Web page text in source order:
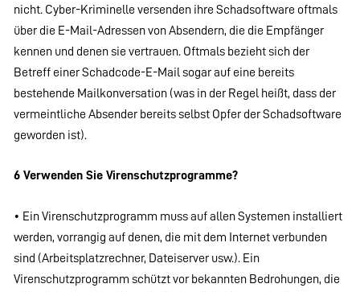
nicht. Cyber-Kriminelle versenden ihre Schadsoftware oftmals
über die E-Mail-Adressen von Absendern, die die Empfänger
kennen und denen sie vertrauen. Oftmals bezieht sich der
Betreff einer Schadcode-E-Mail sogar auf eine bereits
bestehende Mailkonversation (was in der Regel heißt, dass der
vermeintliche Absender bereits selbst Opfer der Schadsoftware
geworden ist).
6 Verwenden Sie Virenschutzprogramme?
• Ein Virenschutzprogramm muss auf allen Systemen installiert
werden, vorrangig auf denen, die mit dem Internet verbunden
sind (Arbeitsplatzrechner, Dateiserver usw.). Ein
Virenschutzprogramm schützt vor bekannten Bedrohungen, die